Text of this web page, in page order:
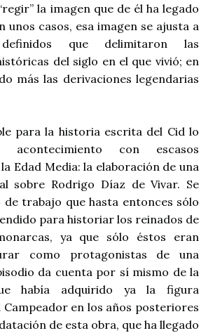
la imagen que de él ha legado
unos casos, esa imagen se ajusta a
que delimitaron las
del siglo en el que vivió; en
más las derivaciones legendarias
para la historia escrita del Cid lo
acontecimiento con escasos
Edad Media: la elaboración de una
sobre Rodrigo Díaz de Vivar. Se
trabajo que hasta entonces sólo
para historiar los reinados de
ya que sólo éstos eran
como protagonistas de una
da cuenta por sí mismo de la
había adquirido ya la figura
en los años posteriores
de esta obra, que ha llegado